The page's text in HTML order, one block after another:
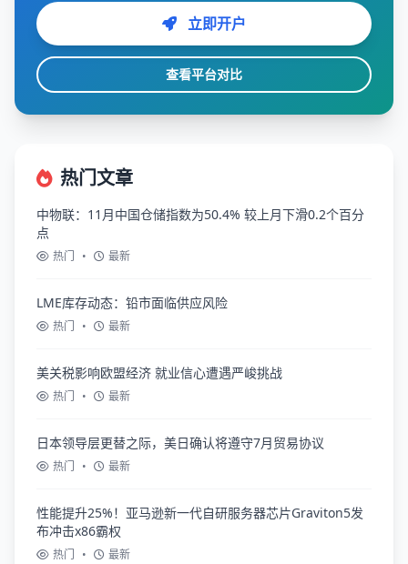
立即开户
查看平台对比
热门文章
中物联：11月中国仓储指数为50.4% 较上月下滑0.2个百分
点
热门 • 最新
LME库存动态：铅市面临供应风险
热门 • 最新
美关税影响欧盟经济 就业信心遭遇严峻挑战
热门 • 最新
日本领导层更替之际，美日确认将遵守7月贸易协议
热门 • 最新
性能提升25%！亚马逊新一代自研服务器芯片Graviton5发
布冲击x86霸权
热门 • 最新